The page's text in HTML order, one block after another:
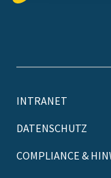
INTRANET
DATENSCHUTZ
COMPLIANCE &